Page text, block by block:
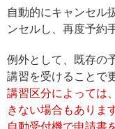
自動的にキャンセル
ンセルし、再度予約
例外として、既存の
講習を受けることで
講習区分によっては
きない場合もありま
自動受付機で申請書